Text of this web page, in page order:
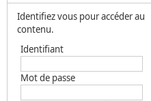
Identifiez vous pour accéder au
contenu.
Identifiant
Mot de passe